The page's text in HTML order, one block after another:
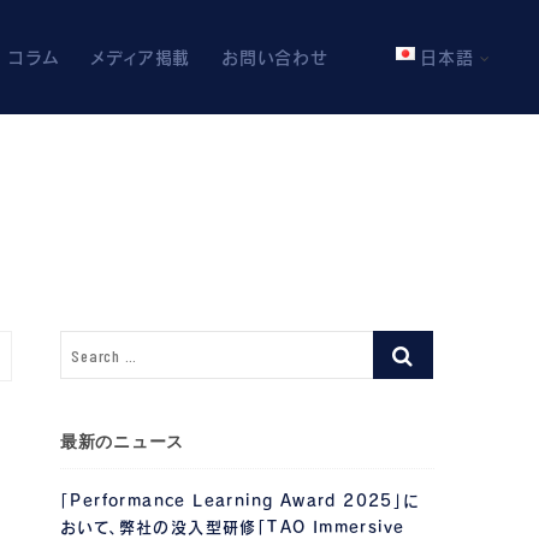
コラム メディア掲載 お問い合わせ 日本語
最新のニュース
「Performance Learning Award 2025」に
おいて、弊社の没入型研修「TAO Immersive